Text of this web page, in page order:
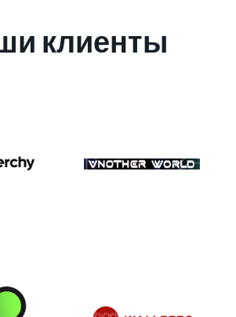
клиенты